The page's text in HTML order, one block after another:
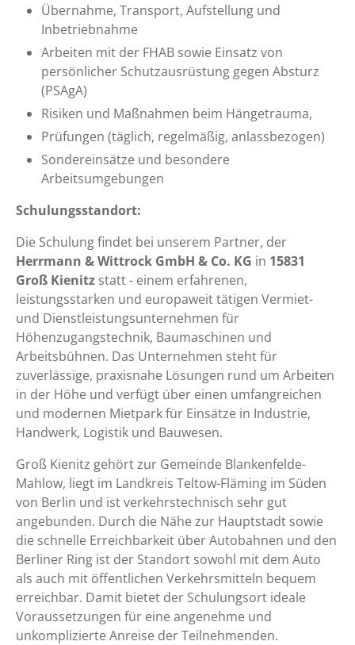
Übernahme, Transport, Aufstellung und
Inbetriebnahme
Arbeiten mit der FHAB sowie Einsatz von
persönlicher Schutzausrüstung gegen Absturz
(PSAgA)
Risiken und Maßnahmen beim Hängetrauma,
Prüfungen (täglich, regelmäßig, anlassbezogen)
Sondereinsätze und besondere
Arbeitsumgebungen
Schulungsstandort:
Die Schulung findet bei unserem Partner, der
Herrmann & Wittrock GmbH & Co. KG in 15831
Groß Kienitz statt - einem erfahrenen,
leistungsstarken und europaweit tätigen Vermiet-
und Dienstleistungsunternehmen für
Höhenzugangstechnik, Baumaschinen und
Arbeitsbühnen. Das Unternehmen steht für
zuverlässige, praxisnahe Lösungen rund um Arbeiten
in der Höhe und verfügt über einen umfangreichen
und modernen Mietpark für Einsätze in Industrie,
Handwerk, Logistik und Bauwesen.
Groß Kienitz gehört zur Gemeinde Blankenfelde-
Mahlow, liegt im Landkreis Teltow-Fläming im Süden
von Berlin und ist verkehrstechnisch sehr gut
angebunden. Durch die Nähe zur Hauptstadt sowie
die schnelle Erreichbarkeit über Autobahnen und den
Berliner Ring ist der Standort sowohl mit dem Auto
als auch mit öffentlichen Verkehrsmitteln bequem
erreichbar. Damit bietet der Schulungsort ideale
Voraussetzungen für eine angenehme und
unkomplizierte Anreise der Teilnehmenden.